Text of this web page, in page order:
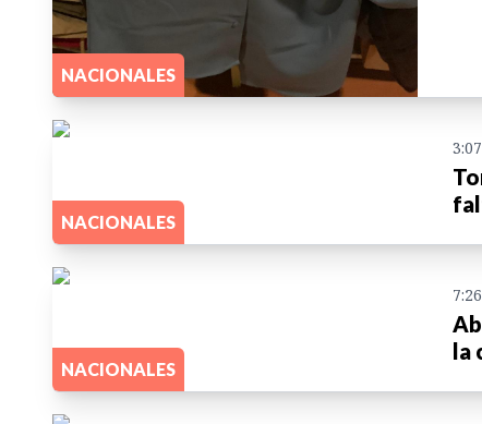
NACIONALES
NACIONALES
NACIONALES
la